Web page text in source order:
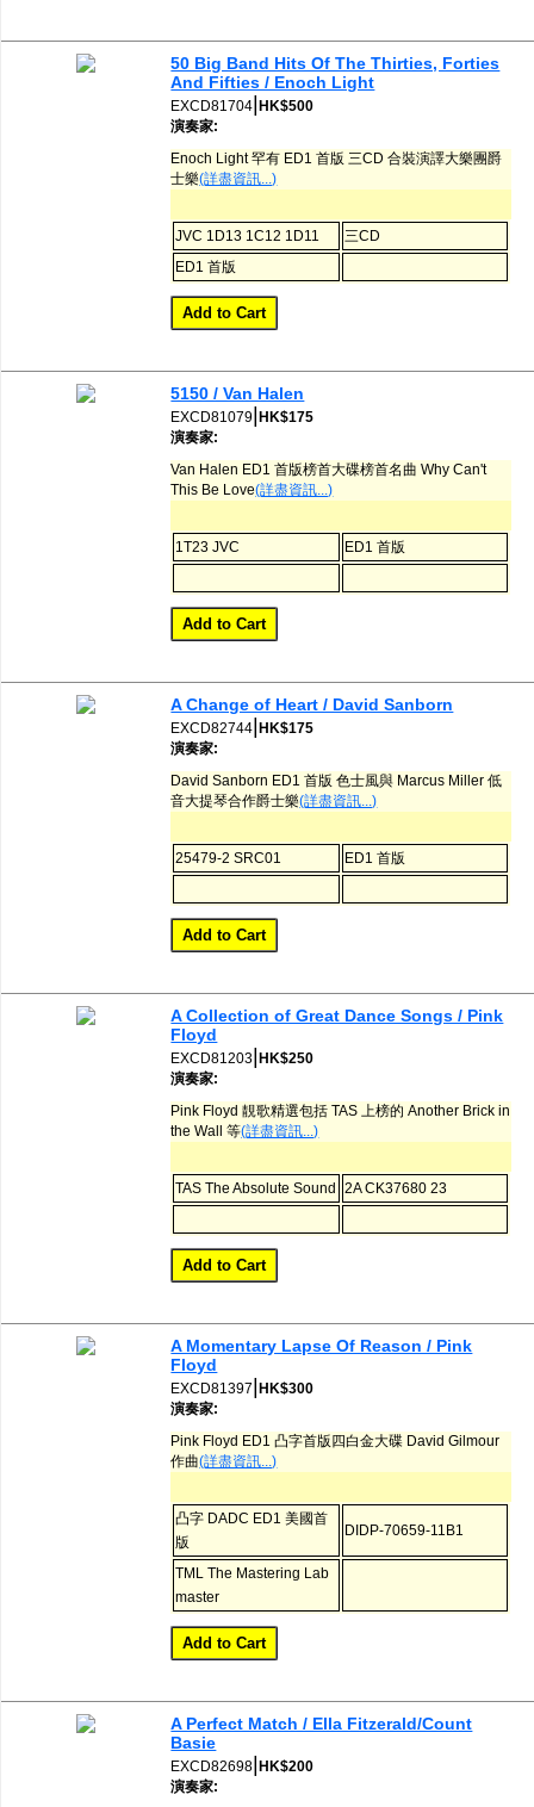
50 Big Band Hits Of The Thirties, Forties
And Fifties / Enoch Light
EXCD81704 |HK$500
演奏家:
Enoch Light 罕有 ED1 首版 三CD 合裝演譯大樂團爵
士樂(詳盡資訊...)
JVC 1D13 1C12 1D11
三CD
ED1 首版
5150 / Van Halen
EXCD81079 |HK$175
演奏家:
Van Halen ED1 首版榜首大碟榜首名曲 Why Can't
This Be Love(詳盡資訊...)
1T23 JVC ED1 首版
A Change of Heart / David Sanborn
EXCD82744 |HK$175
演奏家:
David Sanborn ED1 首版 色士風與 Marcus Miller 低
音大提琴合作爵士樂(詳盡資訊...)
25479-2 SRC01 ED1 首版
A Collection of Great Dance Songs / Pink
Floyd
EXCD81203 |HK$250
演奏家:
Pink Floyd 靚歌精選包括 TAS 上榜的 Another Brick in
the Wall 等(詳盡資訊...)
TAS The Absolute Sound 2A CK37680 23
A Momentary Lapse Of Reason / Pink
Floyd
EXCD81397 |HK$300
演奏家:
Pink Floyd ED1 凸字首版四白金大碟 David Gilmour
作曲(詳盡資訊...)
凸字 DADC ED1 美國首
版
DIDP-70659-11B1
TML The Mastering Lab
master
A Perfect Match / Ella Fitzerald/Count
Basie
EXCD82698 |HK$200
演奏家: